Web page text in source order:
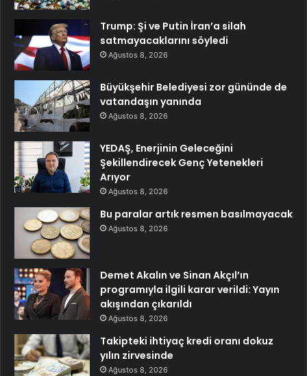
Trump: Şi ve Putin İran’a silah
satmayacaklarını söyledi
Ağustos 8, 2026
Büyükşehir Belediyesi zor gününde de
vatandaşın yanında
Ağustos 8, 2026
YEDAŞ, Enerjinin Geleceğini
Şekillendirecek Genç Yetenekleri
Arıyor
Ağustos 8, 2026
Bu paralar artık resmen basılmayacak
Ağustos 8, 2026
Demet Akalın ve Sinan Akçıl’ın
programıyla ilgili karar verildi: Yayın
akışından çıkarıldı
Ağustos 8, 2026
Takipteki ihtiyaç kredi oranı dokuz
yılın zirvesinde
Ağustos 8, 2026